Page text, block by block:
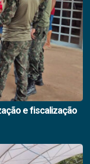
e fiscalização